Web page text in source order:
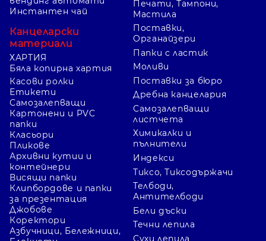
Инстантен чай
Канцеларски
материали
ХАРТИЯ
Бяла копирна хартия
Касови ролки
Етикети
Самозалепващи
Картонени и PVC
папки
Класьори
Пликове
Архивни кутии и
контейнери
Висящи папки
Клипбордове и папки
за презентация
Джобове
Коректори
Азбучници, Бележници,
Печати, Тампони,
Мастила
Поставки,
Органайзери
Папки с ластик
Моливи
Поставки за бюро
Дребна канцелария
Самозалепващи
листчета
Химикалки и
пълнители
Индекси
Тиксо, Тиксодържачи
Телбоди,
Антителбоди
Бели дъски
Течни лепила
Сухи лепила